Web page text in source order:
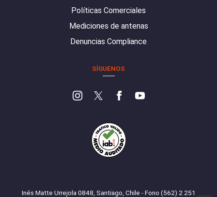
Políticas Comerciales
Mediciones de antenas
Denuncias Compliance
SÍGUENOS
Inés Matte Urrejola 0848, Santiago, Chile - Fono (562) 2 251